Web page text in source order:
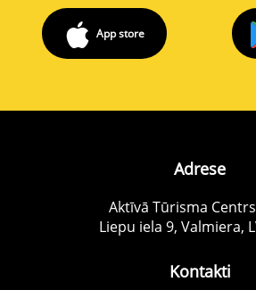
App store
Adrese
Aktīvā Tūrisma
Liepu iela 9, Valmiera,
Kontakti